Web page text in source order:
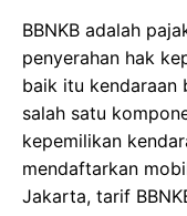
BBNKB adalah
penyerahan hak
baik itu kendaraan
salah satu
kepemilikan
mendaftarkan
Jakarta, tarif